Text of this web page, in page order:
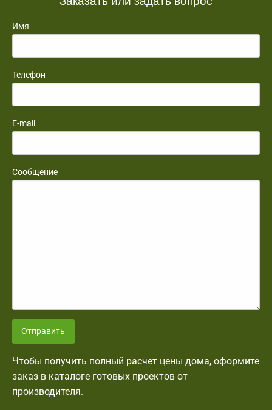
Имя
Телефон
E-mail
Сообщение
Отправить
Чтобы получить полный расчет цены дома, оформите
заказ в каталоге готовых проектов от
производителя.